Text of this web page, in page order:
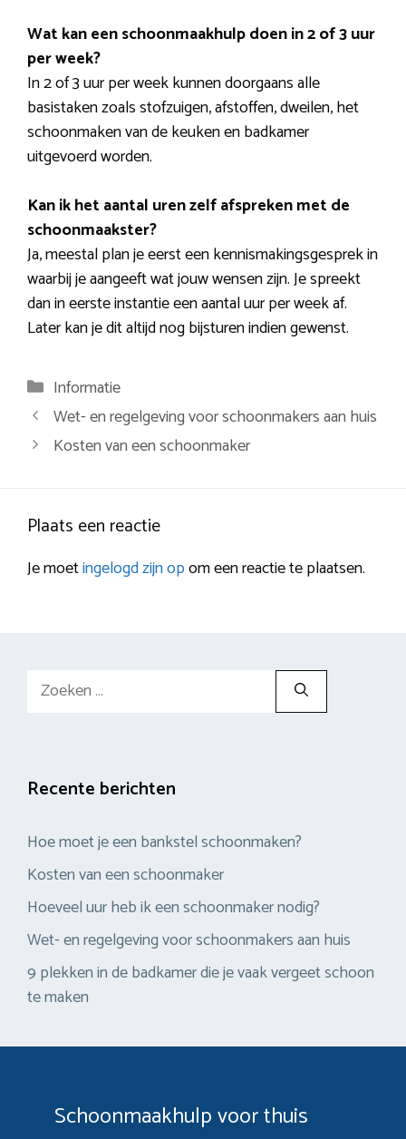
Wat kan een schoonmaakhulp doen in 2 of 3 uur
per week?
In 2 of 3 uur per week kunnen doorgaans alle
basistaken zoals stofzuigen, afstoffen, dweilen, het
schoonmaken van de keuken en badkamer
uitgevoerd worden.
Kan ik het aantal uren zelf afspreken met de
schoonmaakster?
Ja, meestal plan je eerst een kennismakingsgesprek in
waarbij je aangeeft wat jouw wensen zijn. Je spreekt
dan in eerste instantie een aantal uur per week af.
Later kan je dit altijd nog bijsturen indien gewenst.
Categorieën
Informatie
Berichtnavigatie
Wet- en regelgeving voor schoonmakers aan huis
Kosten van een schoonmaker
Plaats een reactie
Je moetingelogd zijn opom een reactie te plaatsen.
Zoek
Recente berichten
Hoe moet je een bankstel schoonmaken?
Kosten van een schoonmaker
Hoeveel uur heb ik een schoonmaker nodig?
Wet- en regelgeving voor schoonmakers aan huis
9 plekken in de badkamer die je vaak vergeet schoon
te maken
Schoonmaakhulp voor thuis